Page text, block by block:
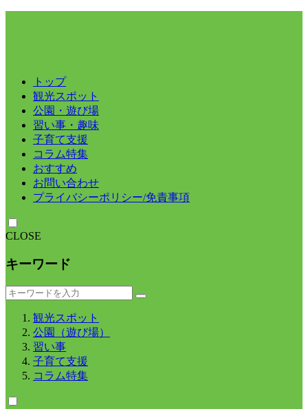
トップ
観光スポット
公園・遊び場
習い事・趣味
子育て支援
コラム特集
おすすめ
お問い合わせ
プライバシーポリシー/免責事項
CLOSE
キーワード
観光スポット
公園（遊び場）
習い事
子育て支援
コラム特集